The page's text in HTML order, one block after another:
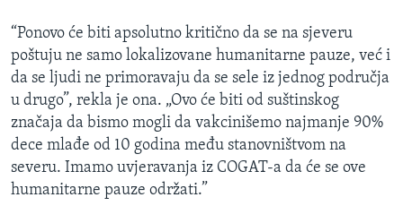
“Ponovo će biti apsolutno kritično da se na sjeveru
poštuju ne samo lokalizovane humanitarne pauze, već i
da se ljudi ne primoravaju da se sele iz jednog područja
u drugo”, rekla je ona. „Ovo će biti od suštinskog
značaja da bismo mogli da vakcinišemo najmanje 90%
dece mlađe od 10 godina među stanovništvom na
severu. Imamo uvjeravanja iz COGAT-a da će se ove
humanitarne pauze održati.”